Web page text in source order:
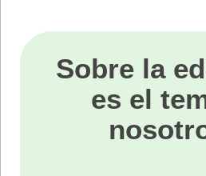
Sobre la
es el